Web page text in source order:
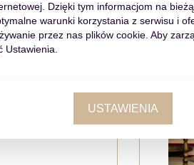
Dzięki tym informacjom na
warunki korzystania z serwisu i
przez nas plików cookie. Aby
Ustawienia.
USTAWIENIA